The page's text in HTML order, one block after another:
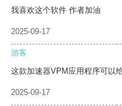
我喜欢这个软件 作者加油
2025-09-17
游客
这款加速器VPM应用程序可以
2025-09-17